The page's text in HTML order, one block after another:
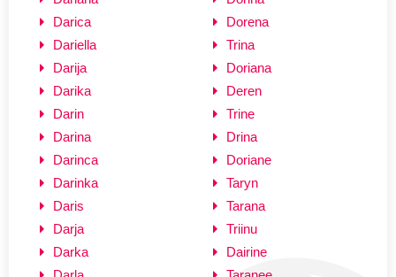
Darica
Dariella
Darija
Darika
Darin
Darina
Darinca
Darinka
Daris
Darja
Darka
Dorena
Trina
Doriana
Deren
Trine
Drina
Doriane
Taryn
Tarana
Triinu
Dairine